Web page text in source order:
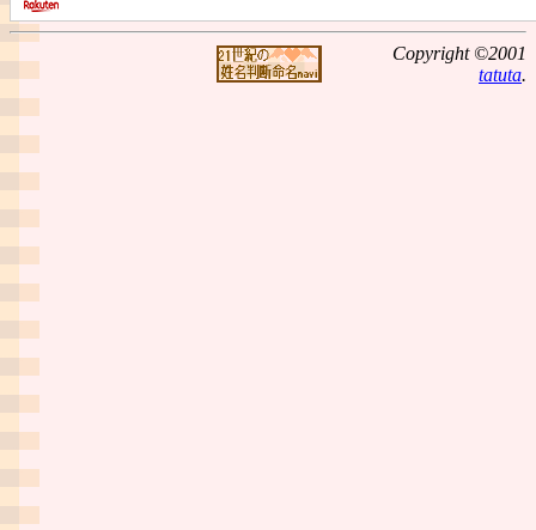
Copyright ©2001
tatuta.